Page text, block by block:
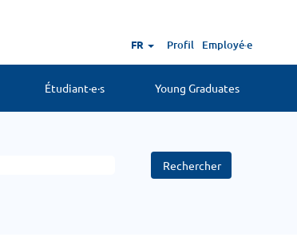
FR Profil Employé·e
Étudiant·e·s Young Graduates